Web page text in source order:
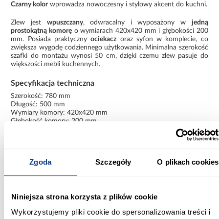
Zgoda Szczegóły O plikach cookies
Niniejsza strona korzysta z plików cookie
Wykorzystujemy pliki cookie do spersonalizowania treści i
Czarny kolorwprowadza nowoczesny i stylowy akcent do kuchni.
Zlew jest wpuszczany, odwracalny i wyposażony w jedną
prostokątną komorę o wymiarach 420x420 mm i głębokości 200
mm. Posiada praktycznyociekacz oraz syfon w komplecie, co
zwiększa wygodę codziennego użytkowania. Minimalna szerokość
szafki do montażu wynosi 50 cm, dzięki czemu zlew pasuje do
większości mebli kuchennych.
Specyfikacja techniczna
Szerokość: 780 mm
Długość: 500 mm
Wymiary komory: 420x420 mm
Głębokość komory: 200 mm
Odwracalny: uniwersalny
Ilość komór: 1 komora
Minimalna szerokość szafki: 50 cm